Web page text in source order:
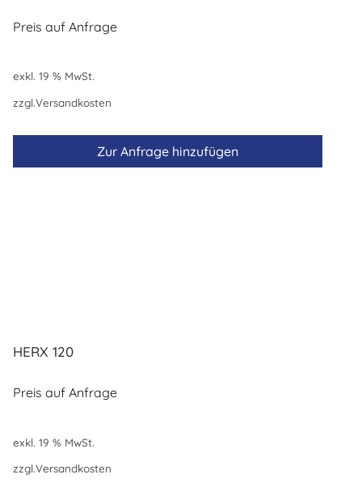
Preis auf Anfrage
exkl. 19 % MwSt.
zzgl.Versandkosten
Zur Anfrage hinzufügen
HERX 120
Preis auf Anfrage
exkl. 19 % MwSt.
zzgl.Versandkosten